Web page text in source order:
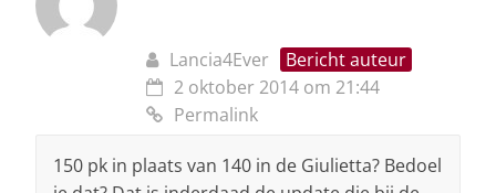
Lancia4Ever
Bericht auteur
2 oktober 2014 om 21:44
Permalink
150 pk in plaats van 140 in de Giulietta? Bedoel